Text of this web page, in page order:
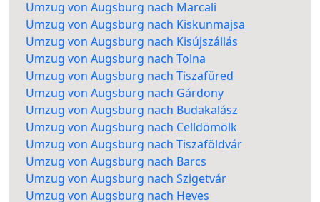
Umzug von Augsburg nach Marcali
Umzug von Augsburg nach Kiskunmajsa
Umzug von Augsburg nach Kisújszállás
Umzug von Augsburg nach Tolna
Umzug von Augsburg nach Tiszafüred
Umzug von Augsburg nach Gárdony
Umzug von Augsburg nach Budakalász
Umzug von Augsburg nach Celldömölk
Umzug von Augsburg nach Tiszaföldvár
Umzug von Augsburg nach Barcs
Umzug von Augsburg nach Szigetvár
Umzug von Augsburg nach Heves